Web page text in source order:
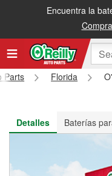
Encuentra la
Recibe tu orden gratis
Parts Florida
Detalles
Baterías